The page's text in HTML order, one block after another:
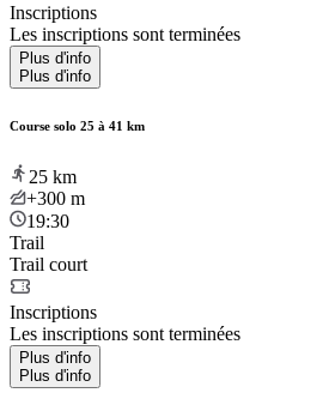
Inscriptions
Les inscriptions sont terminées
Plus d'info
Plus d'info
Course solo 25 à 41 km
25 km
+300 m
19:30
Trail
Trail court
Inscriptions
Les inscriptions sont terminées
Plus d'info
Plus d'info